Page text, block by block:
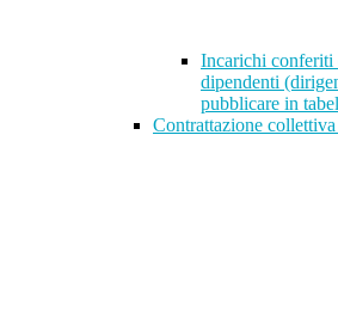
Incarichi conferiti
dipendenti
pubblicare in
Contrattazione collettiva